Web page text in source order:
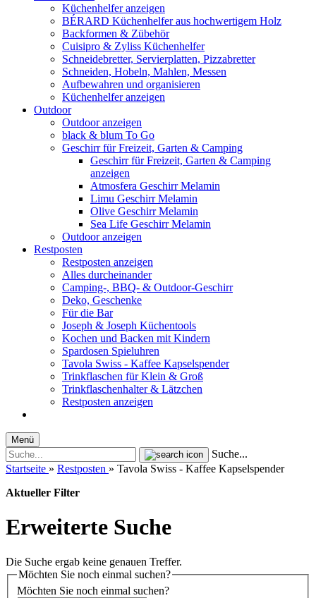
Küchenhelfer anzeigen
BÉRARD Küchenhelfer aus hochwertigem Holz
Backformen & Zübehör
Cuisipro & Zyliss Küchenhelfer
Schneidebretter, Servierplatten, Pizzabretter
Schneiden, Hobeln, Mahlen, Messen
Aufbewahren und organisieren
Küchenhelfer anzeigen
Outdoor
Outdoor anzeigen
black & blum To Go
Geschirr für Freizeit, Garten & Camping
Geschirr für Freizeit, Garten & Camping
anzeigen
Atmosfera Geschirr Melamin
Limu Geschirr Melamin
Olive Geschirr Melamin
Sea Life Geschirr Melamin
Outdoor anzeigen
Restposten
Restposten anzeigen
Alles durcheinander
Camping-, BBQ- & Outdoor-Geschirr
Deko, Geschenke
Für die Bar
Joseph & Joseph Küchentools
Kochen und Backen mit Kindern
Spardosen Spieluhren
Tavola Swiss - Kaffee Kapselspender
Trinkflaschen für Klein & Groß
Trinkflaschenhalter & Lätzchen
Restposten anzeigen
Menü
Suche...
Startseite » Restposten » Tavola Swiss - Kaffee Kapselspender
Aktueller Filter
Erweiterte Suche
Die Suche ergab keine genauen Treffer.
Möchten Sie noch einmal suchen?
Möchten Sie noch einmal suchen?